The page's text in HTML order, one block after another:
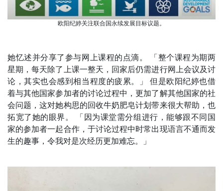
欧阳纪婷关注联合国永续发展目标议题。
她忆述并分享了参与网上课程的点滴。 「整个课程为期两
星期，每天除了上课一整天，回家后仍需进行网上会议及讨
论，其实也会感到相当程度的疲累。」 但是欧阳纪婷也借
着与其他国家参加者的讨论过程中，更加了解其他国家的社
会问题，这对她构思的回收牛奶肥皂计划带来很大帮助，也
拓宽了她的眼界。 「因为课堂需分组进行，能够跟不同国
家的参加者一起合作，于讨论过程中时常出现语言不通而发
生的趣事，令我对是次经历更加难忘。」